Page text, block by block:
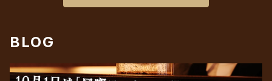
BLOG